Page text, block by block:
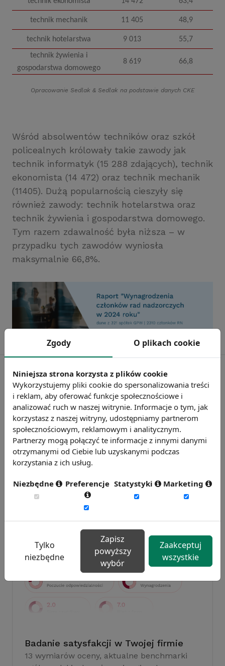
technik mechanik 11 405 48,9
technik hotelarstwa 9 013
55,7
technik żywienia i
gospodarstwa domowego
8 619 66,8
Opracowanie Sedlak &Sedlak na podstawie danych CKE
Wśród absolwentów techników oraz szkół
policealnych królowały takie zawody jak
technik informatyk (15 288 zdających), technik
ekonomista (14 472) oraz technik mechanik
(11405). Dużą popularnością cieszyły się
również zawody: technik hotelarstwa oraz
technik żywienia i gospodarstwa domowego.
Tym razem zdawalność była niższa – w
przypadku tych zawodów wyniosła
maksymalnie 66,8%.
Zmierz 59 wskaźników efektywności
personalnej, w tym absencję, fluktuację i
Weź udział w badaniu
Badanie satysfakcji w Twojej firmie
13 wymiarów oceny, aktualne benchmarki
Zgody O plikach cookie
Niniejsza strona korzysta z plików cookie
Wykorzystujemy pliki cookie do spersonalizowania treści
i reklam, aby oferować funkcje społecznościowe i
analizować ruch w naszej witrynie. Informacje o tym, jak
korzystasz z naszej witryny, udostępniamy partnerom
społecznościowym, reklamowym i analitycznym.
Partnerzy mogą połączyć te informacje z innymi danymi
otrzymanymi od Ciebie lub uzyskanymi podczas
korzystania z ich usług.
Niezbędne Preferencje Statystyki Marketing
Tylko
niezbędne
Zapisz
powyższy
wybór
Zaakceptuj
wszystkie